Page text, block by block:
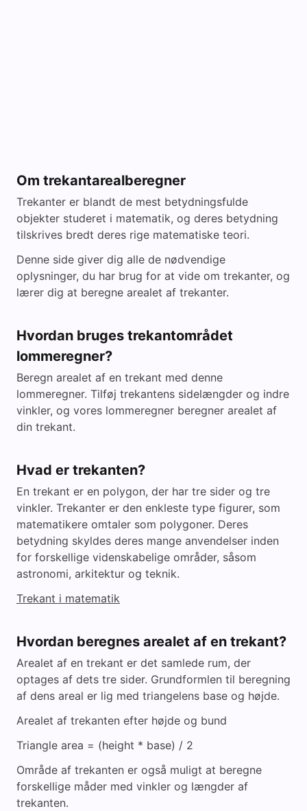
Om trekantarealberegner
Trekanter er blandt de mest betydningsfulde
objekter studeret i matematik, og deres betydning
tilskrives bredt deres rige matematiske teori.
Denne side giver dig alle de nødvendige
oplysninger, du har brug for at vide om trekanter, og
lærer dig at beregne arealet af trekanter.
Hvordan bruges trekantområdet
lommeregner?
Beregn arealet af en trekant med denne
lommeregner. Tilføj trekantens sidelængder og indre
vinkler, og vores lommeregner beregner arealet af
din trekant.
Hvad er trekanten?
En trekant er en polygon, der har tre sider og tre
vinkler. Trekanter er den enkleste type figurer, som
matematikere omtaler som polygoner. Deres
betydning skyldes deres mange anvendelser inden
for forskellige videnskabelige områder, såsom
astronomi, arkitektur og teknik.
Trekant i matematik
Hvordan beregnes arealet af en trekant?
Arealet af en trekant er det samlede rum, der
optages af dets tre sider. Grundformlen til beregning
af dens areal er lig med triangelens base og højde.
Arealet af trekanten efter højde og bund
Triangle area = (height * base) / 2
Område af trekanten er også muligt at beregne
forskellige måder med vinkler og længder af
trekanten.